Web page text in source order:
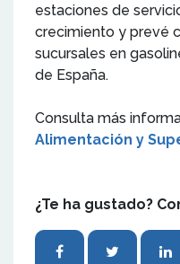
estaciones de
crecimiento y prevé
sucursales en
de España.
Consulta más
Alimentación y
¿Te ha gustado?